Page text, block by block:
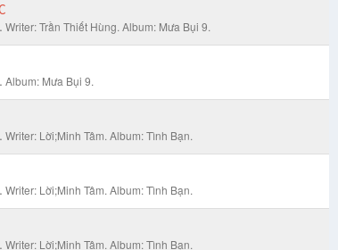
Writer: Trần Thiết Hùng. Album: Mưa Bụi 9.
Album: Mưa Bụi 9.
Writer: Lời;Minh Tâm. Album: Tình Bạn.
Writer: Lời;Minh Tâm. Album: Tình Bạn.
Writer: Lời;Minh Tâm. Album: Tình Bạn.